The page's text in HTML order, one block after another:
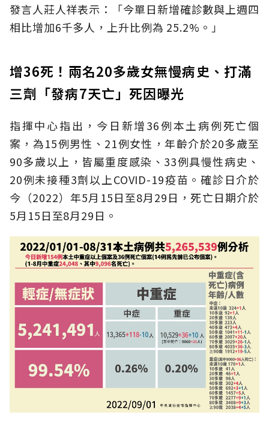
發言人莊人祥表示：「今單日新增確診數與上週四
相比增加6千多人，上升比例為 25.2%。」
增36死！兩名20多歲女無慢病史、打滿
三劑「發病7天亡」死因曝光
指揮中心指出，今日新增36例本土病例死亡個
案，為15例男性、21例女性，年齡介於20多歲至
90多歲以上，皆屬重度感染、33例具慢性病史、
20例未接種3劑以上COVID-19疫苗。確診日介於
今（2022）年5月15日至8月29日，死亡日期介於
5月15日至8月29日。